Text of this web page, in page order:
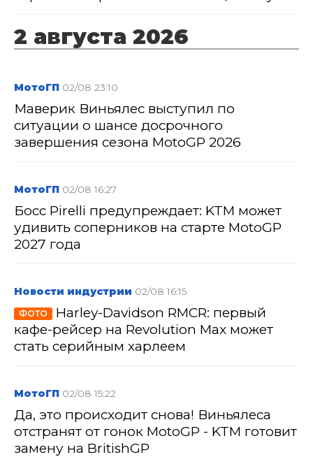
2 августа 2026
МотоГП 02/08 23:10
Маверик Виньялес выступил по
ситуации о шансе досрочного
завершения сезона MotoGP 2026
МотоГП 02/08 16:27
Босс Pirelli предупреждает: KTM может
удивить соперников на старте MotoGP
2027 года
Новости индустрии 02/08 16:15
ФОТО
Harley-Davidson RMCR: первый
кафе-рейсер на Revolution Max может
стать серийным харлеем
МотоГП 02/08 15:22
Да, это происходит снова! Виньялеса
отстранят от гонок MotoGP - KTM готовит
замену на BritishGP